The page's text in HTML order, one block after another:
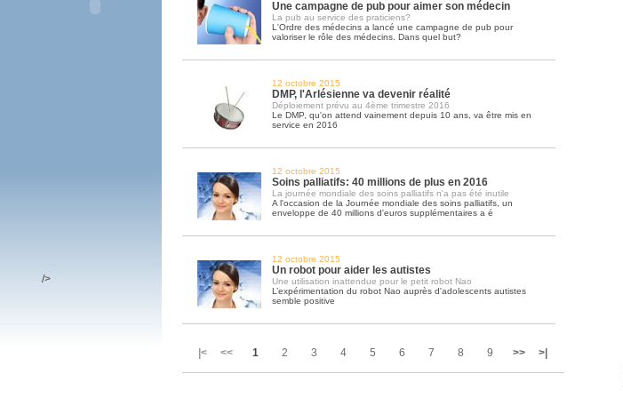
Une campagne de pub pour aimer son médecin
La pub au service des praticiens?
L'Ordre des médecins a lancé une campagne de pub pour
valoriser le rôle des médecins. Dans quel but?
12 octobre 2015
DMP, l'Arlésienne va devenir réalité
Déploiement prévu au 4ème trimestre 2016
Le DMP, qu'on attend vainement depuis 10 ans, va être mis en
service en 2016
12 octobre 2015
Soins palliatifs: 40 millions de plus en 2016
La journée mondiale des soins palliatifs n'a pas été inutile
A l'occasion de la Journée mondiale des soins palliatifs, un
enveloppe de 40 millions d'euros supplémentaires a é
12 octobre 2015
Un robot pour aider les autistes
Une utilisation inattendue pour le petit robot Nao
L’expérimentation du robot Nao auprès d'adolescents autistes
semble positive
|< << 1 2 3 4 5 6 7 8 9 >> >|
/>